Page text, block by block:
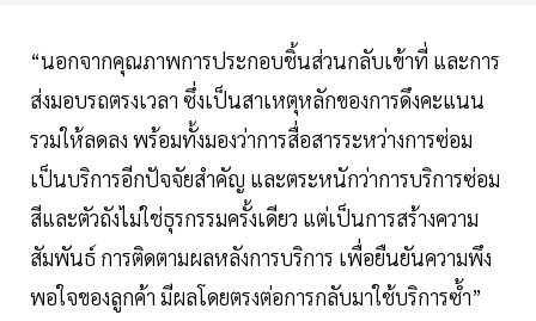
“นอกจากคุณภาพการประกอบชิ้นส่วนกลับเข้าที่ และการ
ส่งมอบรถตรงเวลา ซึ่งเป็นสาเหตุหลักของการดึงคะแนน
รวมให้ลดลง พร้อมทั้งมองว่าการสื่อสารระหว่างการซ่อม
เป็นบริการอีกปัจจัยสำคัญ และตระหนักว่าการบริการซ่อม
สีและตัวถังไม่ใช่ธุรกรรมครั้งเดียว แต่เป็นการสร้างความ
สัมพันธ์ การติดตามผลหลังการบริการ เพื่อยืนยันความพึง
พอใจของลูกค้า มีผลโดยตรงต่อการกลับมาใช้บริการซ้ำ”